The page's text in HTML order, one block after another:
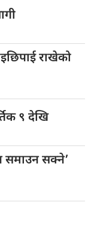
राखेको
९ देखि
समाउन सक्ने’